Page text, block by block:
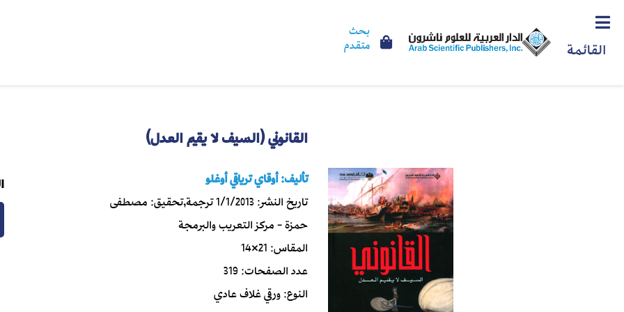
القائمة
بحث
متقدم
القانوني (السيف لا يقيم العدل)
تأليف:أوقاي ترياقي أوغلو
تاريخ النشر:1/1/2013ترجمة,تحقيق:مصطفى
حمزة - مركز التعريب والبرمجة
المقاس:21×14
عدد الصفحات:319
النوع:ورقي غلاف عادي